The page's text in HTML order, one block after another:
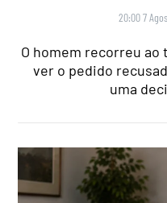
20:00 7
O homem recorreu
ver o pedido
uma